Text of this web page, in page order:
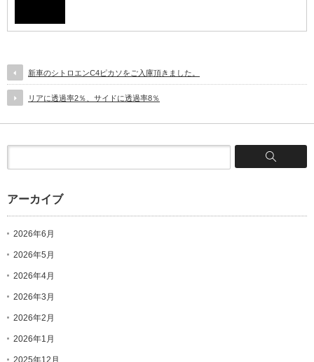
新車のシトロエンC4ピカソをご入庫頂きました。
リアに透過率2％、サイドに透過率8％
アーカイブ
2026年6月
2026年5月
2026年4月
2026年3月
2026年2月
2026年1月
2025年12月